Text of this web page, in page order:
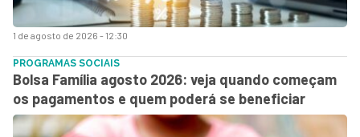
1 de agosto de 2026 - 12:30
PROGRAMAS SOCIAIS
Bolsa Família agosto 2026: veja quando começam
os pagamentos e quem poderá se beneficiar